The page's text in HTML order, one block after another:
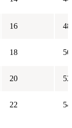
16 48
18 50
20 52
22 54